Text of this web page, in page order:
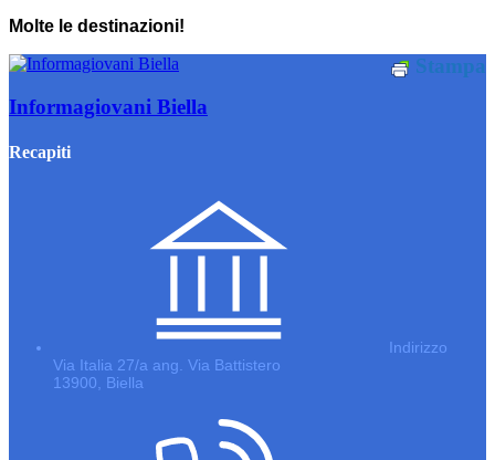
Molte le destinazioni!
Stampa
Informagiovani Biella
Recapiti
Indirizzo
Via Italia 27/a ang. Via Battistero
13900, Biella